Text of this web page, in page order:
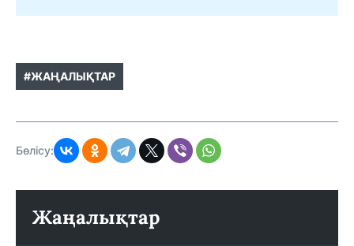
#ЖАҢАЛЫҚТАР
Бөлісу:
Жаңалықтар